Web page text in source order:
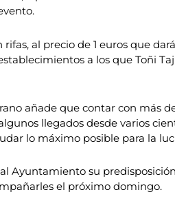
rifas, al precio de 1 euros que
a los que Toñi
añade que contar con más
llegados desde varios
lo máximo posible para la
Ayuntamiento su
el próximo domingo.